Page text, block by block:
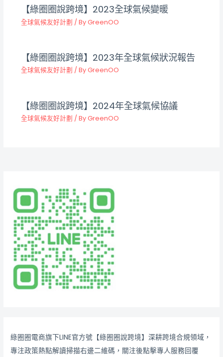
【綠圈圈說跨境】2023全球氣候變暖
全球氣候友好計劃 / ByGreenOO
【綠圈圈說跨境】2023年全球氣候狀況報告
全球氣候友好計劃 / ByGreenOO
【綠圈圈說跨境】2024年全球氣候協議
全球氣候友好計劃 / ByGreenOO
綠圈圈電商旗下LINE官方號【綠圈圈說跨境】深耕跨境合規領域，
專注政策熱點解讀掃描右邊二維碼，關注後點擊專人服務回覆